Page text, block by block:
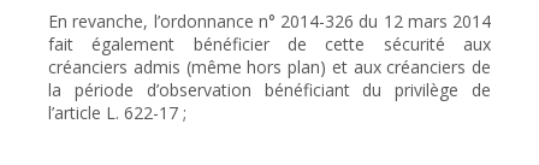
En revanche, l’ordonnance n° 2014-326 du 12 mars 2014
fait également bénéficier de cette sécurité aux
créanciers admis (même hors plan) et aux créanciers de
la période d’observation bénéficiant du privilège de
l’article L. 622-17 ;